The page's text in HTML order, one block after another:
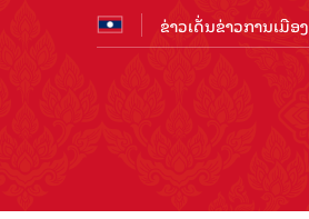
ຂ່າວເດັ່ນຂ່າວການເມືອງ